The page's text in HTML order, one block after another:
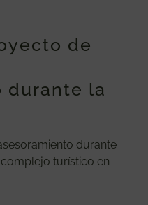
de
durante la
durante
turístico en